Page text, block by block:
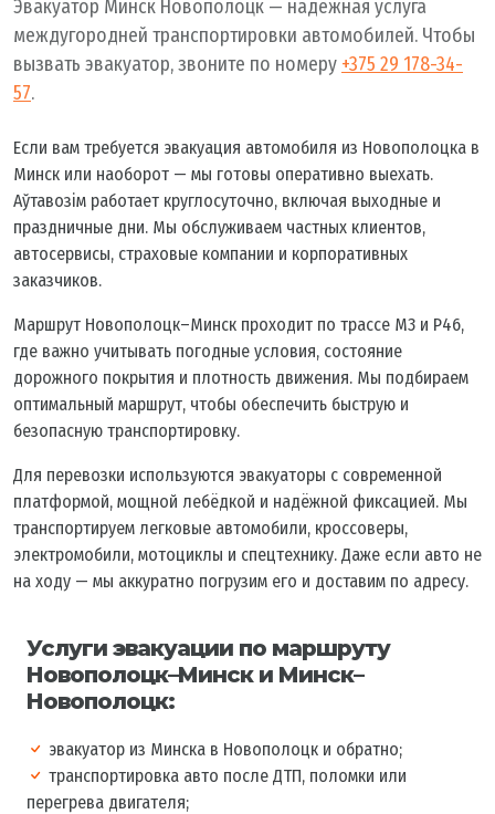
Эвакуатор Минск Новополоцк — надёжная услуга
междугородней транспортировки автомобилей. Чтобы
вызвать эвакуатор, звоните по номеру +375 29 178-34-
57.
Если вам требуется эвакуация автомобиля из Новополоцка в
Минск или наоборот — мы готовы оперативно выехать.
Аўтавозiм работает круглосуточно, включая выходные и
праздничные дни. Мы обслуживаем частных клиентов,
автосервисы, страховые компании и корпоративных
заказчиков.
Маршрут Новополоцк–Минск проходит по трассе М3 и Р46,
где важно учитывать погодные условия, состояние
дорожного покрытия и плотность движения. Мы подбираем
оптимальный маршрут, чтобы обеспечить быструю и
безопасную транспортировку.
Для перевозки используются эвакуаторы с современной
платформой, мощной лебёдкой и надёжной фиксацией. Мы
транспортируем легковые автомобили, кроссоверы,
электромобили, мотоциклы и спецтехнику. Даже если авто не
на ходу — мы аккуратно погрузим его и доставим по адресу.
Услуги эвакуации по маршруту
Новополоцк–Минск и Минск–
Новополоцк:
эвакуатор из Минска в Новополоцк и обратно;
транспортировка авто после ДТП, поломки или
перегрева двигателя;